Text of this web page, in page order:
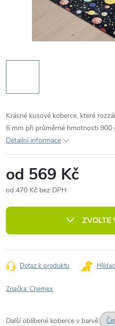
Krásné kusové koberce, které
6 mm při průměrné hmotnosti 900
Detailní informace
od 569 Kč
od 470 Kč bez DPH
cena:
ZVOLTE
Dotaz k produktu
Značka:Chemex
Další oblíbené koberce v barvě: